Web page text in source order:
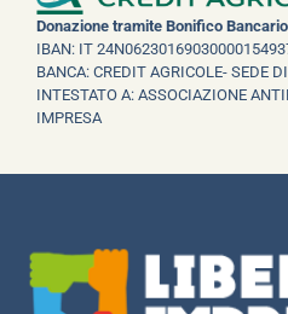
Donazione tramite Bonifico Bancario
IBAN: IT
BANCA: CREDIT AGRICOLE- SEDE
INTESTATO A: ASSOCIAZIONE
IMPRESA